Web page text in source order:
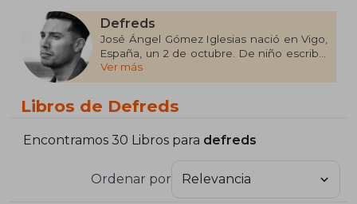
Defreds
José Ángel Gómez Iglesias nació en Vigo,
España, un 2 de octubre. De niño escribía
cartas de amor; leía y escribía mucho. Se
popularizó en Twitter, al ir escribiendo sus
paulatinamente en número de lectores
Ver más
Libros de Defreds
Encontramos 30 Libros para defreds
Ordenar por